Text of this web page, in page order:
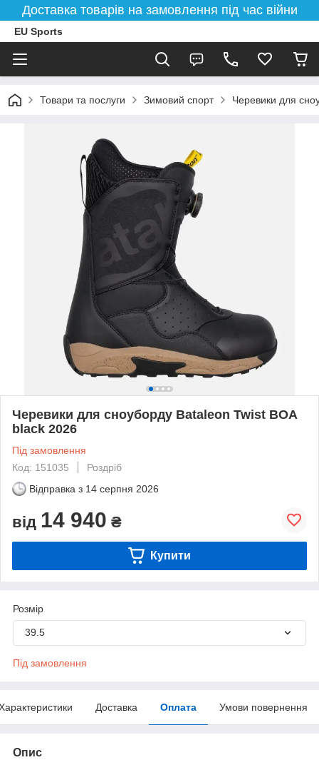
Доставка товарів на замовлення під час війни
EU Sports
Товари та послуги Зимовий спорт Черевики для
Черевики для сноуборду Bataleon Twist BOA
black 2026
Під замовлення
Код: 151035
Роздріб
Відправка з 14 серпня 2026
від 14 940 ₴
Купити
Розмір
39.5
Під замовлення
Доставка Оплата Умови повернення
Опис